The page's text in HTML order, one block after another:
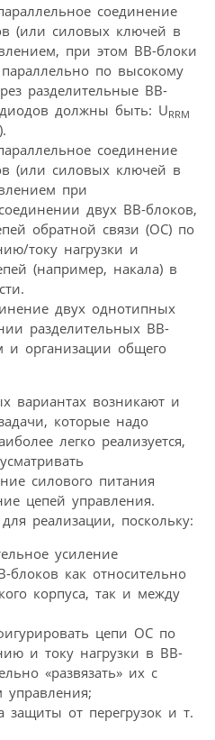
соединение
(или силовых ключей в
при этом ВВ-блоки
по высокому
разделительные ВВ-
должны быть: URRM
).
соединение
(или силовых ключей в
при
двух ВВ-блоков,
обратной связи (ОС) по
току нагрузки и
(например, накала) в
двух однотипных
разделительных ВВ-
организации общего
вариантах возникают и
которые надо
легко реализуется,
силового питания
цепей управления.
реализации, поскольку:
усиление
блоков как относительно
корпуса, так и между
цепи ОС по
и току нагрузки в ВВ-
«развязать» их с
управления;
защиты от перегрузок и т.